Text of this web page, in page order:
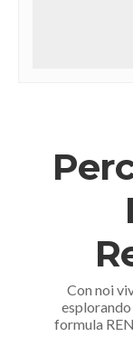
Con noi
formula